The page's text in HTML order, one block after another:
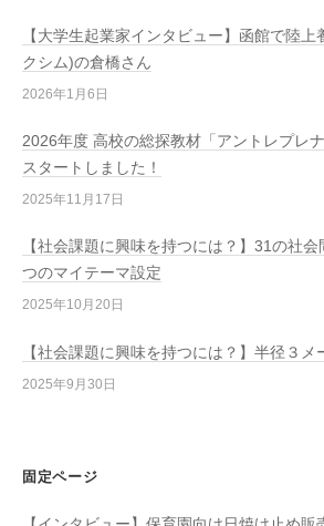
【大学生起業家インタビュー】函館で陸
クシム)の倉橋さん
2026年1月6日
2026年度 高校の総探教材「アントレプレ
スタートしました！
2025年11月17日
【社会課題に興味を持つには？】31の社
つのマイテーマ設定
2025年10月20日
【社会課題に興味を持つには？】半径３
2025年9月30日
固定ページ